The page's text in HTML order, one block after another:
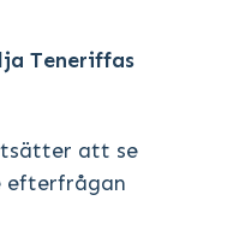
Teneriffas
att se
efterfrågan